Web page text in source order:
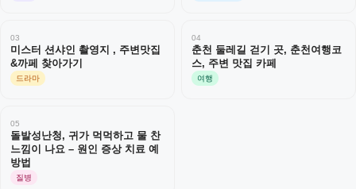
03
미스터 션샤인 촬영지 , 주변맛집
&까페 찾아가기
드라마
04
춘천 둘레길 걷기 곳, 춘천여행코
스, 주변 맛집 카페
여행
05
돌발성난청, 귀가 먹먹하고 물 찬
느낌이 나요 – 원인 증상 치료 예
방법
질병